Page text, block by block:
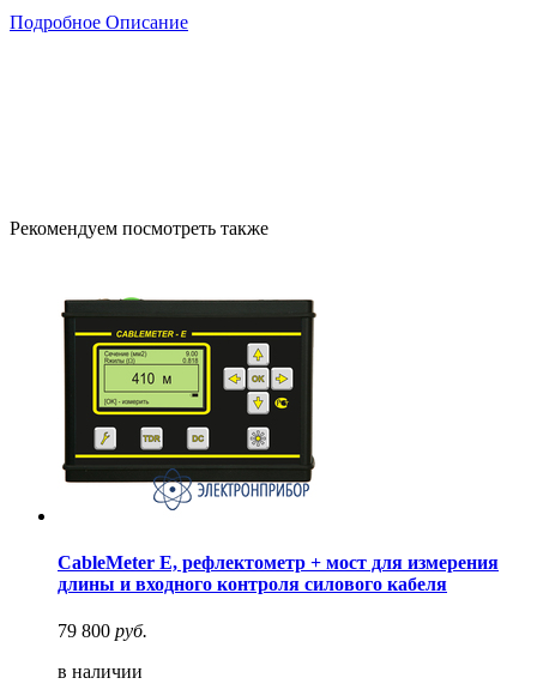
Подробное Описание
Рекомендуем посмотреть также
CableMeter E, рефлектометр + мост для измерения
длины и входного контроля силового кабеля
79 800 руб.
в наличии